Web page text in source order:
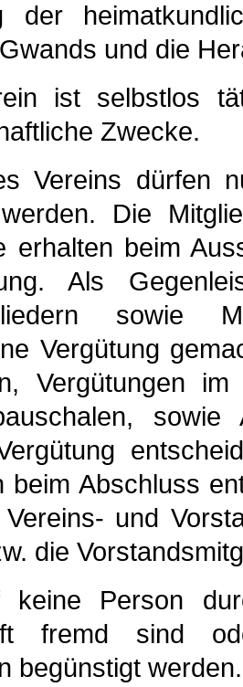
der
und die
ist selbstlos
Zwecke.
Vereins dürfen
Die
erhalten beim
Als
sowie
Vergütung
Vergütungen
beim Abschluss
Vereins- und
die
Person
fremd sind
begünstigt werden.